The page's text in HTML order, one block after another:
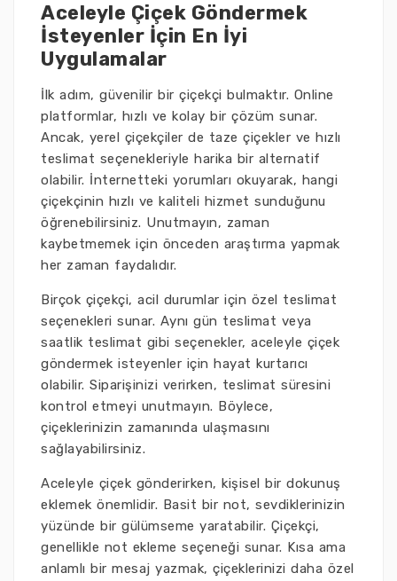
Aceleyle Çiçek Göndermek
İsteyenler İçin En İyi
Uygulamalar
İlk adım, güvenilir bir çiçekçi bulmaktır. Online
platformlar, hızlı ve kolay bir çözüm sunar.
Ancak, yerel çiçekçiler de taze çiçekler ve hızlı
teslimat seçenekleriyle harika bir alternatif
olabilir. İnternetteki yorumları okuyarak, hangi
çiçekçinin hızlı ve kaliteli hizmet sunduğunu
öğrenebilirsiniz. Unutmayın, zaman
kaybetmemek için önceden araştırma yapmak
her zaman faydalıdır.
Birçok çiçekçi, acil durumlar için özel teslimat
seçenekleri sunar. Aynı gün teslimat veya
saatlik teslimat gibi seçenekler, aceleyle çiçek
göndermek isteyenler için hayat kurtarıcı
olabilir. Siparişinizi verirken, teslimat süresini
kontrol etmeyi unutmayın. Böylece,
çiçeklerinizin zamanında ulaşmasını
sağlayabilirsiniz.
Aceleyle çiçek gönderirken, kişisel bir dokunuş
eklemek önemlidir. Basit bir not, sevdiklerinizin
yüzünde bir gülümseme yaratabilir. Çiçekçi,
genellikle not ekleme seçeneği sunar. Kısa ama
anlamlı bir mesaj yazmak, çiçeklerinizi daha özel